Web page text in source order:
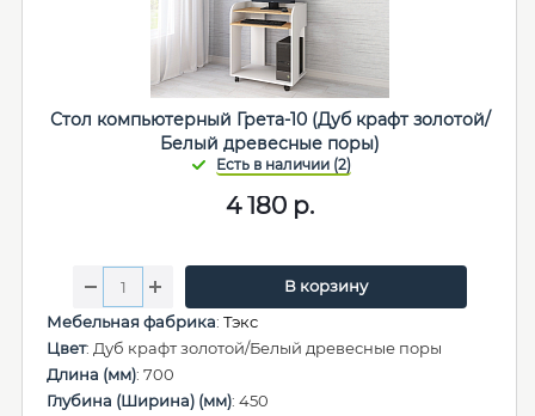
Стол компьютерный Грета-10 (Дуб крафт золотой/
Белый древесные поры)
4 180 р.
В корзину
Мебельная фабрика: Тэкс
Цвет: Дуб крафт золотой/Белый древесные поры
Длина (мм): 700
Глубина (Ширина) (мм): 450